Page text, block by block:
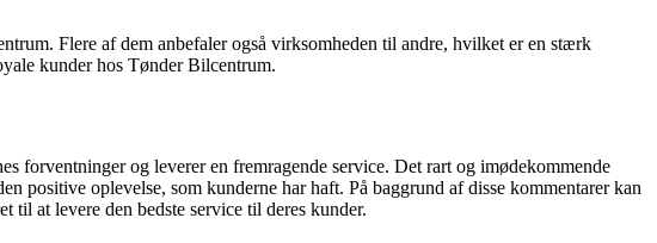
Flere af dem anbefaler også virksomheden til andre, hvilket er en stærk
kunder hos Tønder Bilcentrum.
forventninger og leverer en fremragende service. Det rart og imødekommende
positive oplevelse, som kunderne har haft. På baggrund af disse kommentarer kan
at levere den bedste service til deres kunder.